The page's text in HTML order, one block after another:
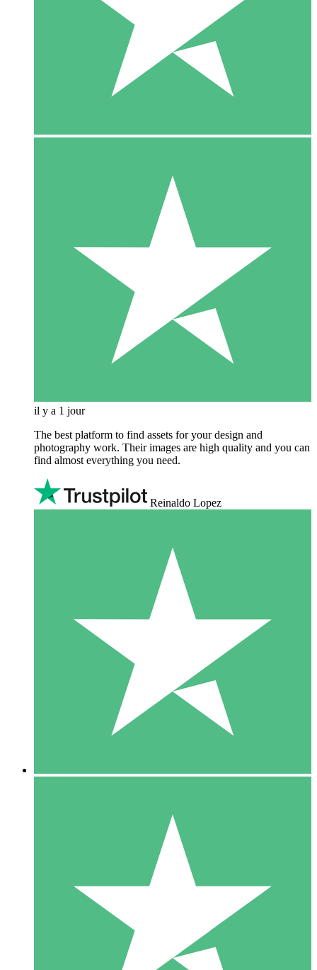
il y a 1 jour
The best platform to find assets for your design and
photography work. Their images are high quality and you can
find almost everything you need.
Reinaldo Lopez